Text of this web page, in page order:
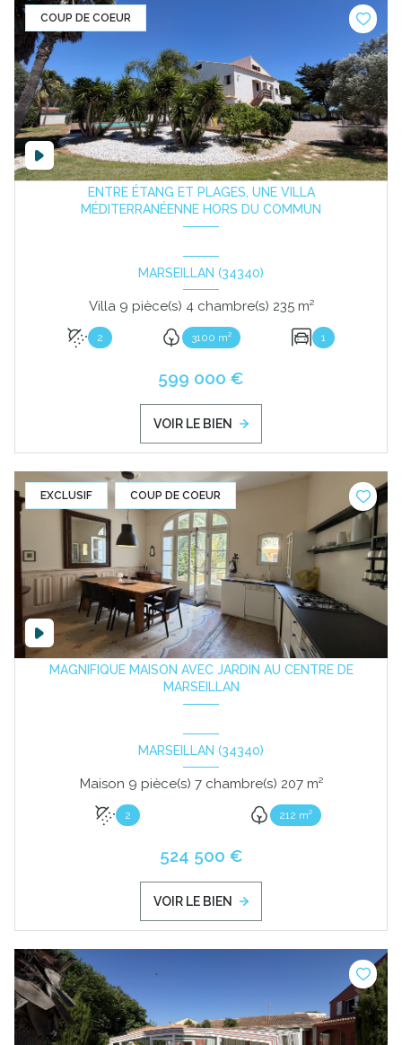
COUP DE COEUR
ENTRE ÉTANG ET PLAGES, UNE VILLA
MÉDITERRANÉENNE HORS DU COMMUN
MARSEILLAN (34340)
Villa 9 pièce(s) 4 chambre(s) 235 m²
2 3100 m² 1
599 000 €
VOIR LE BIEN
EXCLUSIF COUP DE COEUR
MAGNIFIQUE MAISON AVEC JARDIN AU CENTRE DE
MARSEILLAN
MARSEILLAN (34340)
Maison 9 pièce(s) 7 chambre(s) 207 m²
2 212 m²
524 500 €
VOIR LE BIEN